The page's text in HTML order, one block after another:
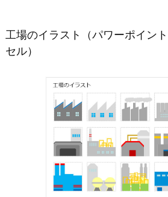
工場のイラスト（パワーポイン
セル）